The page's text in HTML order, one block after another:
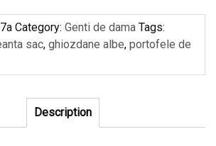
Category: Genti de dama Tags:
sac, ghiozdane albe, portofele de
Description